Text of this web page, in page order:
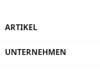
ARTIKEL
UNTERNEHMEN